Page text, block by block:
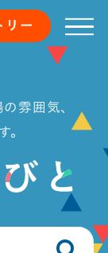
リー
雰囲気、
。